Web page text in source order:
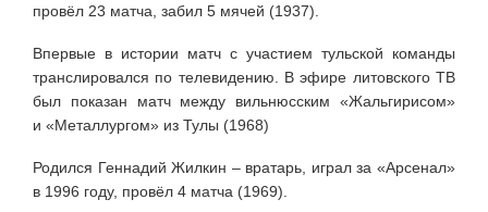
провёл 23 матча, забил 5 мячей (1937).
Впервые в истории матч с участием тульской команды
транслировался по телевидению. В эфире литовского ТВ
был показан матч между вильнюсским «Жальгирисом»
и «Металлургом» из Тулы (1968)
Родился Геннадий Жилкин – вратарь, играл за «Арсенал»
в 1996 году, провёл 4 матча (1969).